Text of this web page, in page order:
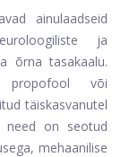
ainulaadseid
ja
õrna tasakaalu.
propofool või
täiskasvanutel
need on seotud
mehaanilise